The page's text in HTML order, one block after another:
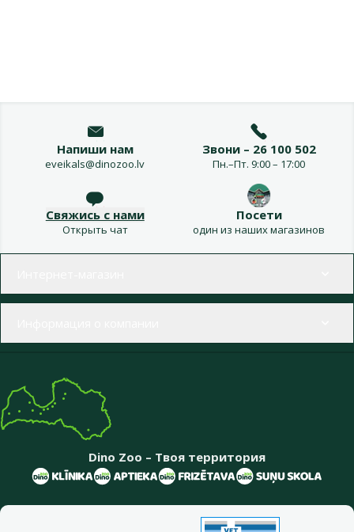
Напиши нам
eveikals@dinozoo.lv
Звони – 26 100 502
Пн.–Пт. 9:00 – 17:00
Свяжись с нами
Открыть чат
Посети
один из наших магазинов
Dino Zoo – Твоя территория